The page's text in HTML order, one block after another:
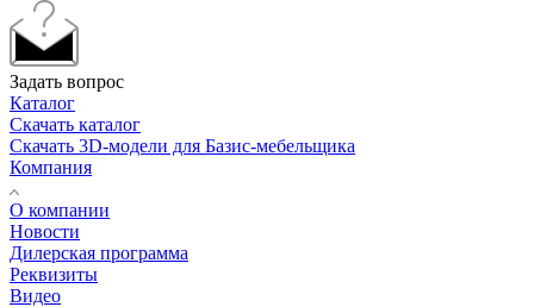
Задать вопрос
Каталог
Скачать каталог
Скачать 3D-модели для Базис-мебельщика
Компания
О компании
Новости
Дилерская программа
Реквизиты
Видео